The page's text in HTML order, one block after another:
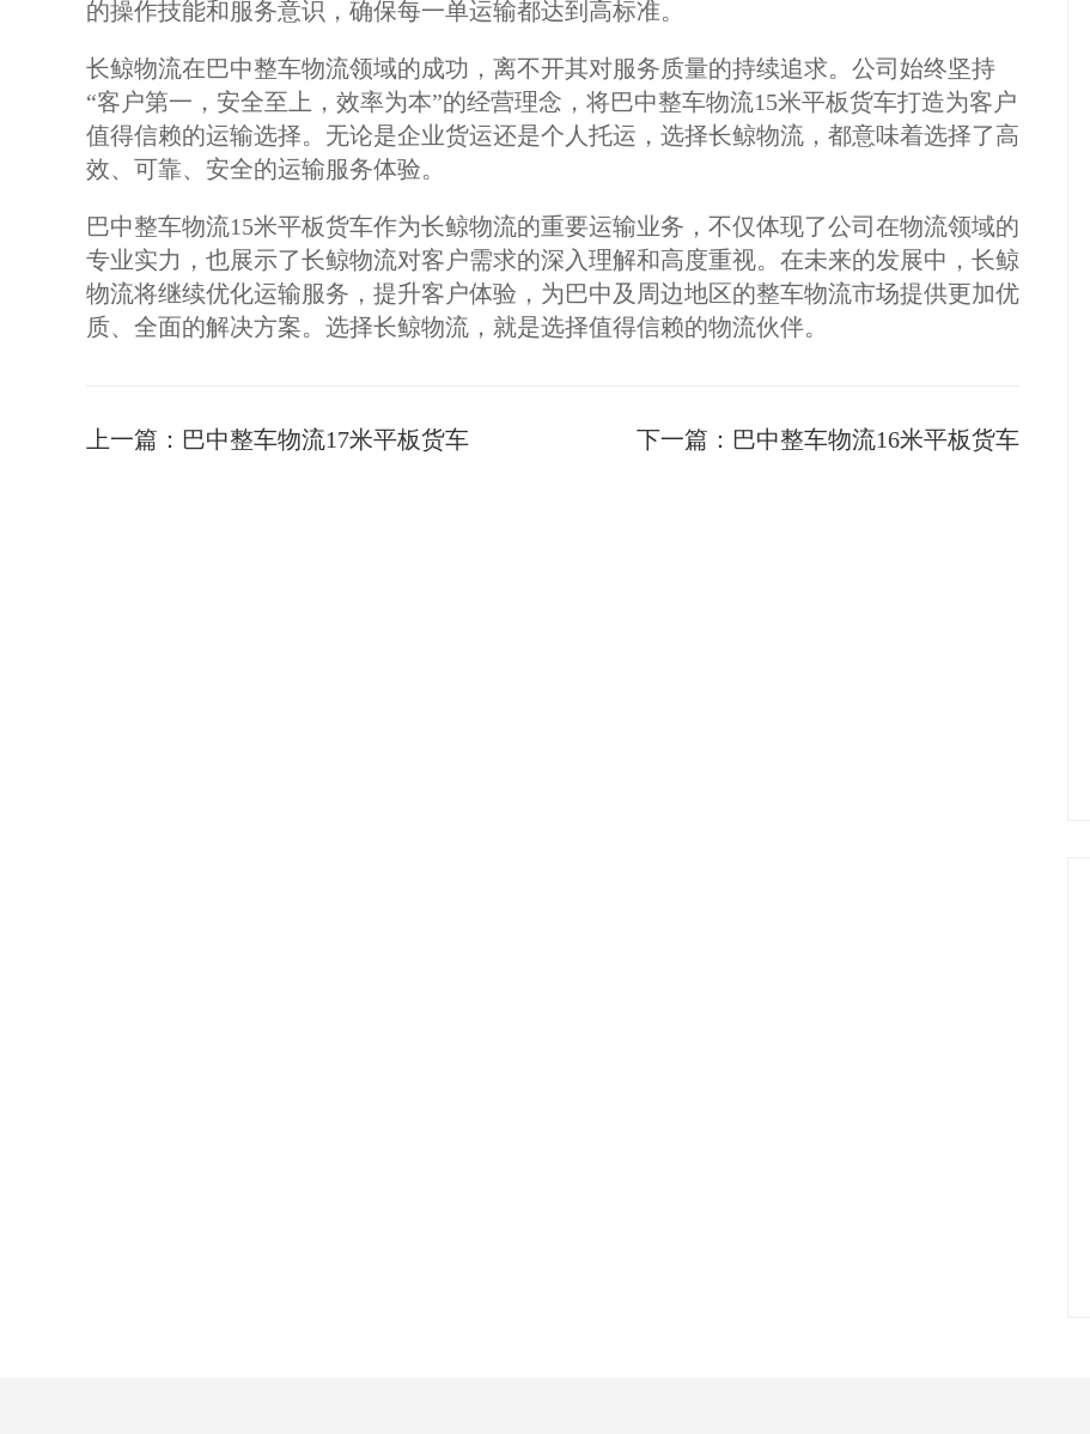
的操作技能和服务意识，确保每一单运输都达到高标准。
长鲸物流在巴中整车物流领域的成功，离不开其对服务质量的持续追求。公司始终坚持
“客户第一，安全至上，效率为本”的经营理念，将巴中整车物流15米平板货车打造为客户
值得信赖的运输选择。无论是企业货运还是个人托运，选择长鲸物流，都意味着选择了高
效、可靠、安全的运输服务体验。
巴中整车物流15米平板货车作为长鲸物流的重要运输业务，不仅体现了公司在物流领域的
专业实力，也展示了长鲸物流对客户需求的深入理解和高度重视。在未来的发展中，长鲸
物流将继续优化运输服务，提升客户体验，为巴中及周边地区的整车物流市场提供更加优
质、全面的解决方案。选择长鲸物流，就是选择值得信赖的物流伙伴。
上一篇： 巴中整车物流17米平板货车 下一篇： 巴中整车物流16米平板货车